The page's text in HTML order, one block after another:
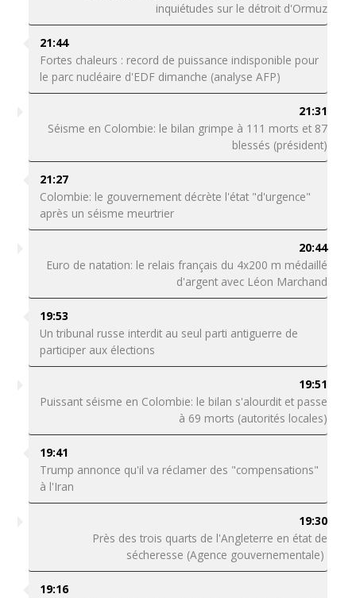
inquiétudes sur le détroit d'Ormuz
21:44
Fortes chaleurs : record de puissance indisponible pour
le parc nucléaire d'EDF dimanche (analyse AFP)
21:31
Séisme en Colombie: le bilan grimpe à 111 morts et 87
blessés (président)
21:27
Colombie: le gouvernement décrète l'état "d'urgence"
après un séisme meurtrier
20:44
Euro de natation: le relais français du 4x200 m médaillé
d'argent avec Léon Marchand
19:53
Un tribunal russe interdit au seul parti antiguerre de
participer aux élections
19:51
Puissant séisme en Colombie: le bilan s'alourdit et passe
à 69 morts (autorités locales)
19:41
Trump annonce qu'il va réclamer des "compensations"
à l'Iran
19:30
Près des trois quarts de l'Angleterre en état de
sécheresse (Agence gouvernementale)
19:16